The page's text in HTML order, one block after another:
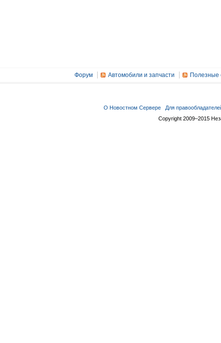
Форум Автомобили и запчасти Полезные
О Новостном Сервере
Для
Copyright 2009–2015